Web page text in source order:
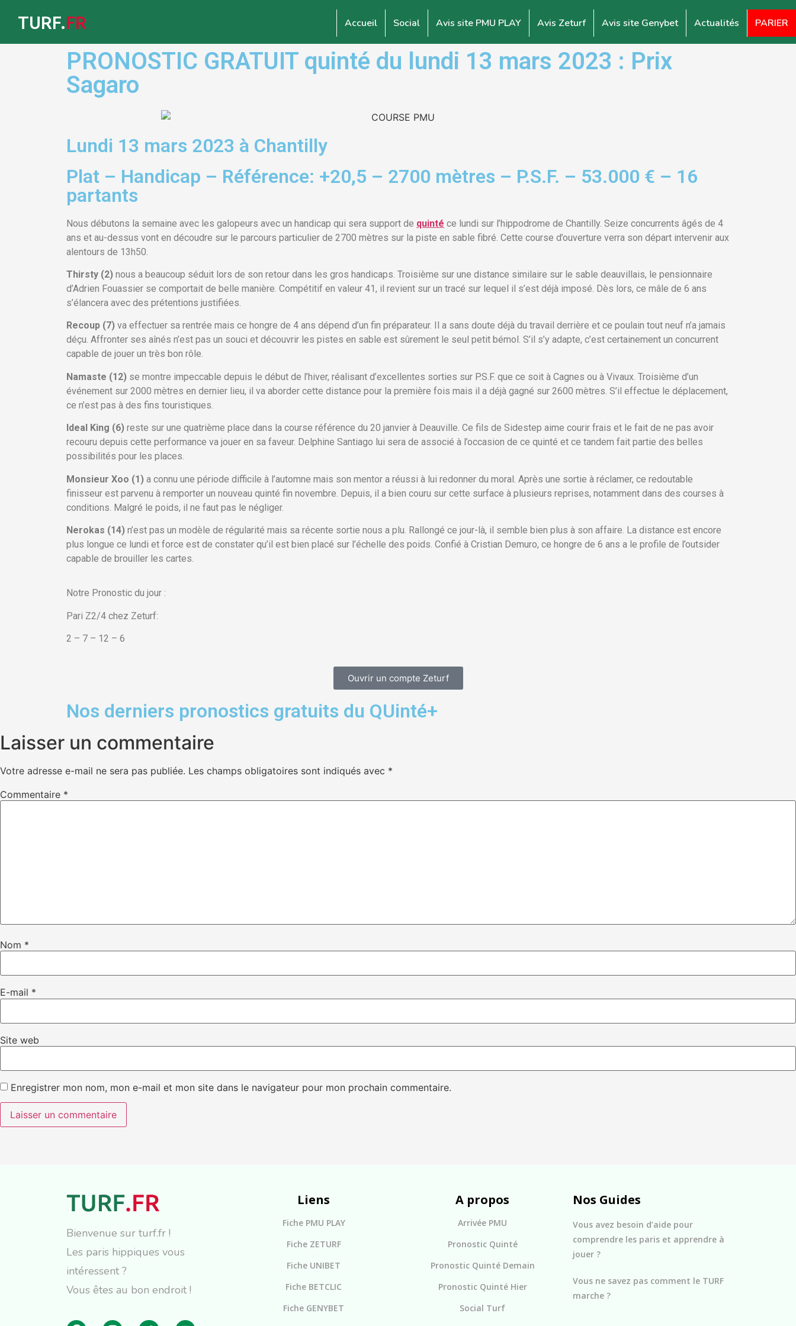
TURF.FR Accueil Social Avis site PMU PLAY Avis Zeturf Avis site Genybet Actualités PARIER
PRONOSTIC GRATUIT quinté du lundi 13 mars 2023 : Prix
Sagaro
Lundi 13 mars 2023 à Chantilly
Plat – Handicap – Référence: +20,5 – 2700 mètres – P.S.F. – 53.000 € – 16
partants
Nous débutons la semaine avec les galopeurs avec un handicap qui sera support de quinté ce lundi sur l’hippodrome de Chantilly. Seize concurrents âgés de 4
ans et au-dessus vont en découdre sur le parcours particulier de 2700 mètres sur la piste en sable fibré. Cette course d’ouverture verra son départ intervenir aux
alentours de 13h50.
Thirsty (2) nous a beaucoup séduit lors de son retour dans les gros handicaps. Troisième sur une distance similaire sur le sable deauvillais, le pensionnaire
d’Adrien Fouassier se comportait de belle manière. Compétitif en valeur 41, il revient sur un tracé sur lequel il s’est déjà imposé. Dès lors, ce mâle de 6 ans
s’élancera avec des prétentions justifiées.
Recoup (7) va effectuer sa rentrée mais ce hongre de 4 ans dépend d’un fin préparateur. Il a sans doute déjà du travail derrière et ce poulain tout neuf n’a jamais
déçu. Affronter ses aînés n’est pas un souci et découvrir les pistes en sable est sûrement le seul petit bémol. S’il s’y adapte, c’est certainement un concurrent
capable de jouer un très bon rôle.
Namaste (12) se montre impeccable depuis le début de l’hiver, réalisant d’excellentes sorties sur P.S.F. que ce soit à Cagnes ou à Vivaux. Troisième d’un
événement sur 2000 mètres en dernier lieu, il va aborder cette distance pour la première fois mais il a déjà gagné sur 2600 mètres. S’il effectue le déplacement,
ce n’est pas à des fins touristiques.
Ideal King (6) reste sur une quatrième place dans la course référence du 20 janvier à Deauville. Ce fils de Sidestep aime courir frais et le fait de ne pas avoir
recouru depuis cette performance va jouer en sa faveur. Delphine Santiago lui sera de associé à l’occasion de ce quinté et ce tandem fait partie des belles
possibilités pour les places.
Monsieur Xoo (1) a connu une période difficile à l’automne mais son mentor a réussi à lui redonner du moral. Après une sortie à réclamer, ce redoutable
finisseur est parvenu à remporter un nouveau quinté fin novembre. Depuis, il a bien couru sur cette surface à plusieurs reprises, notamment dans des courses à
conditions. Malgré le poids, il ne faut pas le négliger.
Nerokas (14) n’est pas un modèle de régularité mais sa récente sortie nous a plu. Rallongé ce jour-là, il semble bien plus à son affaire. La distance est encore
plus longue ce lundi et force est de constater qu’il est bien placé sur l’échelle des poids. Confié à Cristian Demuro, ce hongre de 6 ans a le profile de l’outsider
capable de brouiller les cartes.
Notre Pronostic du jour :
Pari Z2/4 chez Zeturf:
2 – 7 – 12 – 6
Ouvrir un compte Zeturf
Nos derniers pronostics gratuits du QUinté+
Laisser un commentaire
Votre adresse e-mail ne sera pas publiée. Les champs obligatoires sont indiqués avec *
Commentaire *
Nom *
E-mail *
Site web
Enregistrer mon nom, mon e-mail et mon site dans le navigateur pour mon prochain commentaire.
Bienvenue sur turf.fr !
Les paris hippiques vous
intéressent ?
Vous êtes au bon endroit !
Liens
Fiche PMU PLAY
Fiche ZETURF
Fiche UNIBET
Fiche BETCLIC
Fiche GENYBET
A propos
Arrivée PMU
Pronostic Quinté
Pronostic Quinté Demain
Pronostic Quinté Hier
Social Turf
Nos Guides
Vous avez besoin d’aide pour
comprendre les paris et apprendre à
jouer ?
Vous ne savez pas comment le TURF
marche ?